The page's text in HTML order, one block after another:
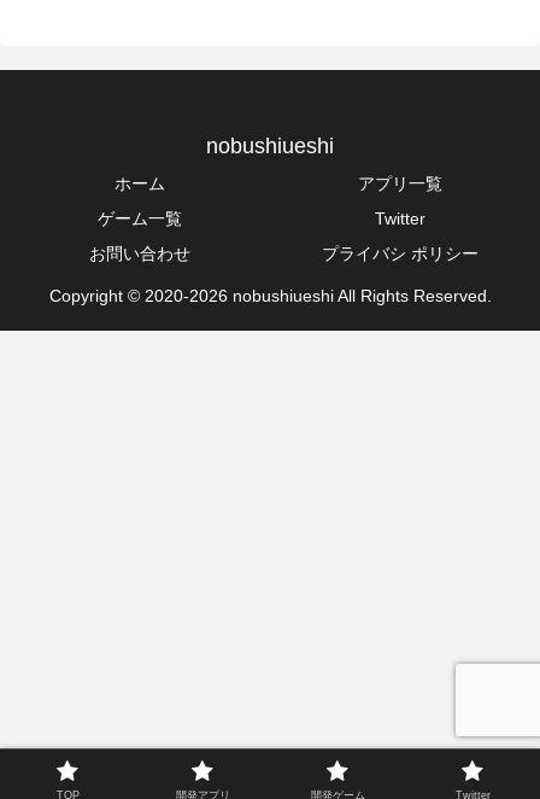
nobushiueshi
ホーム
アプリ一覧
ゲーム一覧
Twitter
お問い合わせ
プライバシ ポリシー
Copyright © 2020-2026 nobushiueshi All Rights Reserved.
TOP 開発アプリ 開発ゲーム Twitter